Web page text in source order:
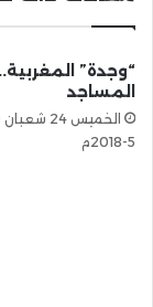
“وجدة”
المساجد
5-2018م